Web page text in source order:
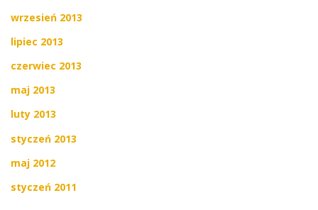
wrzesień 2013
lipiec 2013
czerwiec 2013
maj 2013
luty 2013
styczeń 2013
maj 2012
styczeń 2011